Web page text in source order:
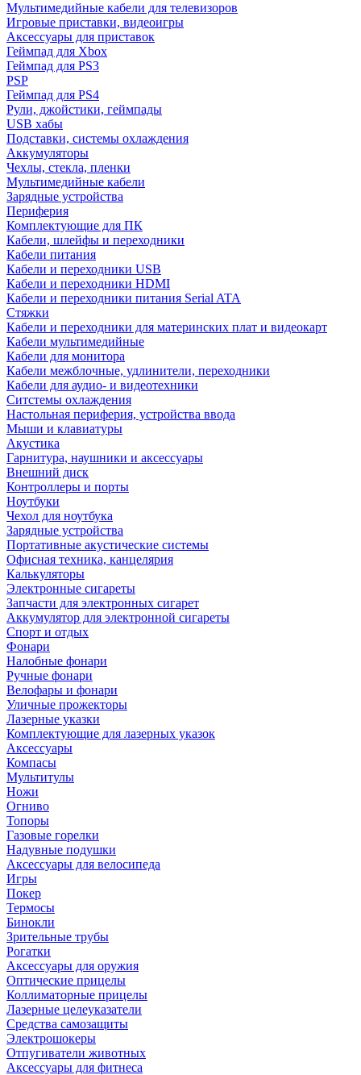
Мультимедийные кабели для телевизоров
Игровые приставки, видеоигры
Аксессуары для приставок
Геймпад для Xbox
Геймпад для PS3
PSP
Геймпад для PS4
Рули, джойстики, геймпады
USB хабы
Подставки, системы охлаждения
Аккумуляторы
Чехлы, стекла, пленки
Мультимедийные кабели
Зарядные устройства
Периферия
Комплектующие для ПК
Кабели, шлейфы и переходники
Кабели питания
Кабели и переходники USB
Кабели и переходники HDMI
Кабели и переходники питания Serial ATA
Стяжки
Кабели и переходники для материнских плат и видеокарт
Кабели мультимедийные
Кабели для монитора
Кабели межблочные, удлинители, переходники
Кабели для аудио- и видеотехники
Ситстемы охлаждения
Настольная периферия, устройства ввода
Мыши и клавиатуры
Акустика
Гарнитура, наушники и аксессуары
Внешний диск
Контроллеры и порты
Ноутбуки
Чехол для ноутбука
Зарядные устройства
Портативные акустические системы
Офисная техника, канцелярия
Калькуляторы
Электронные сигареты
Запчасти для электронных сигарет
Аккумулятор для электронной сигареты
Спорт и отдых
Фонари
Налобные фонари
Ручные фонари
Велофары и фонари
Уличные прожекторы
Лазерные указки
Комплектующие для лазерных указок
Аксессуары
Компасы
Мультитулы
Ножи
Огниво
Топоры
Газовые горелки
Надувные подушки
Аксессуары для велосипеда
Игры
Покер
Термосы
Бинокли
Зрительные трубы
Рогатки
Аксессуары для оружия
Оптические прицелы
Коллиматорные прицелы
Лазерные целеуказатели
Средства самозащиты
Электрошокеры
Отпугиватели животных
Аксессуары для фитнеса